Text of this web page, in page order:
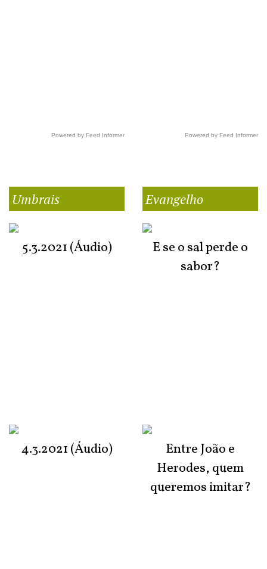
Powered by Feed Informer Powered by Feed Informer
Umbrais
5.3.2021 (Áudio)
4.3.2021 (Áudio)
Evangelho
E se o sal perde o
sabor?
Entre João e
Herodes, quem
queremos imitar?